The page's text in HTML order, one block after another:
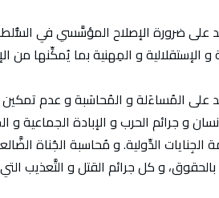
على ضرورة الإصلاح المؤسَّسي في
و الإستقلالية و المِهنية بما يُمكِّنها من
على المُساءَلة و المُحاسَبة و عدم
و جرائم الحرب و الإبادة الجماعية و
الدِّولية. و مُحاسبة الجُناة
بالحقوق، و كل جرائم القتل و التَّعذيب